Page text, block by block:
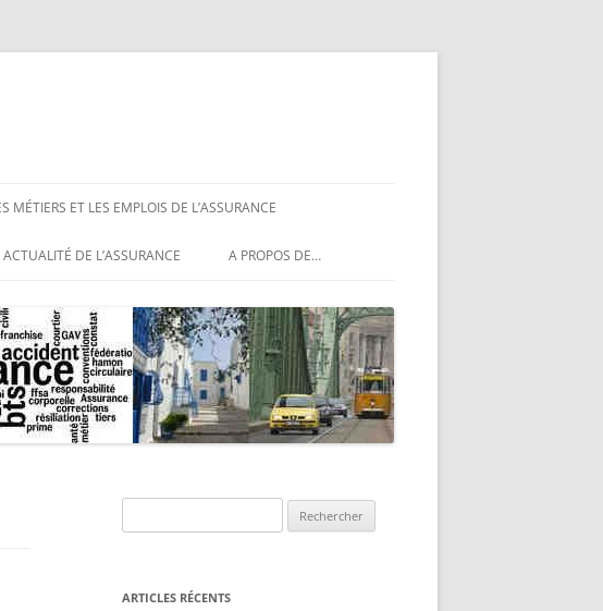
MÉTIERS ET LES EMPLOIS DE L’ASSURANCE
LES MÉTIERS DE L’ASSURANCE
ACTUALITÉ DE L’ASSURANCE A PROPOS DE…
ARTICLES RÉCENTS